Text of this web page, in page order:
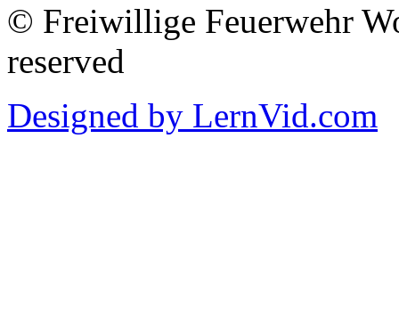
© Freiwillige Feuerwehr
reserved
Designed by LernVid.com